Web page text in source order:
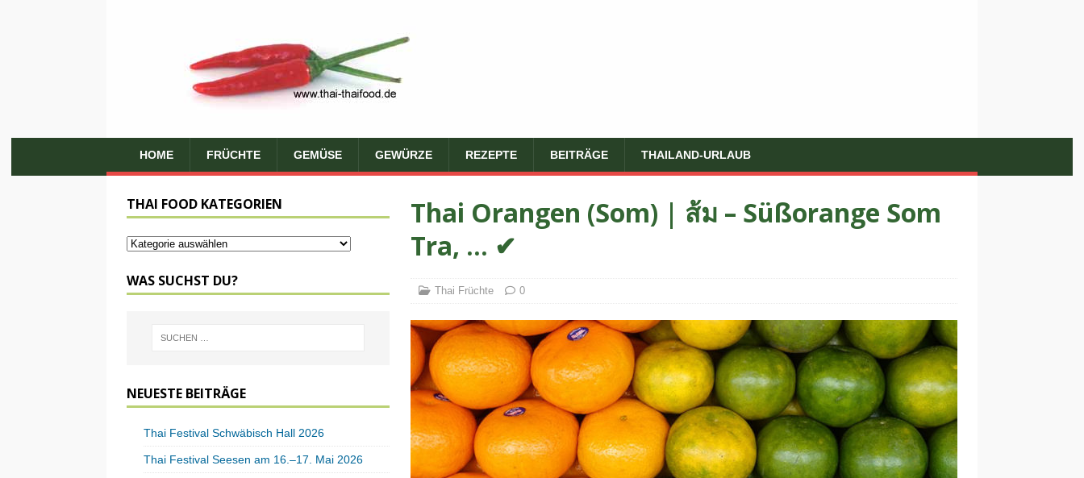
HOME FRÜCHTE GEMÜSE GEWÜRZE REZEPTE BEITRÄGE THAILAND-URLAUB
Thai Orangen (Som) | ส้ม – Süßorange Som
Tra, … ✔
Thai Früchte 0
THAI FOOD KATEGORIEN
WAS SUCHST DU?
NEUESTE BEITRÄGE
Thai Festival Schwäbisch Hall 2026
Thai Festival Seesen am 16.–17. Mai 2026